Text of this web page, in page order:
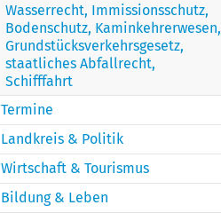
Wasserrecht, Immissionsschutz,
Bodenschutz, Kaminkehrerwesen,
Grundstücksverkehrsgesetz,
staatliches Abfallrecht,
Schifffahrt
Termine
Landkreis & Politik
Wirtschaft & Tourismus
Bildung & Leben